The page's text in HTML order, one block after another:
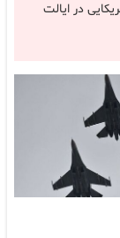
در ایالت